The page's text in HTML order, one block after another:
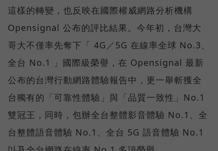
這樣的轉變，也反映在國際權威網路分析機構
Opensignal 公布的評比結果。今年初，台灣大
哥大不僅率先奪下「 4G／5G 在線率全球 No.3、
全台 No.1 」國際級榮譽，在 Opensignal 最新
公布的台灣行動網路體驗報告中，更一舉斬獲全
台獨有的「可靠性體驗」與「品質一致性」No.1
雙冠王，同時，包辦全台整體影音體驗 No.1、全
台整體語音體驗 No.1、全台 5G 語音體驗 No.1